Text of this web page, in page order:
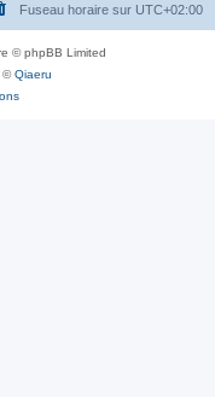
Fuseau horaire sur UTC+02:00
© phpBB Limited
©Qiaeru